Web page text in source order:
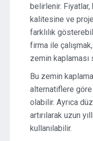
belirlenir. Fiyatlar,
kalitesine ve
farklılık
firma ile
zemin kaplaması
Bu zemin
alternatiflere
olabilir. Ayrıca
artırılarak uzun
kullanılabilir.